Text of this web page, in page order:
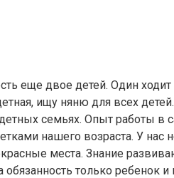
еще двое детей. Один ходит
ищу няню для всех
семьях. Опыт работы в
нашего возраста. У нас
места. Знание
только ребенок и